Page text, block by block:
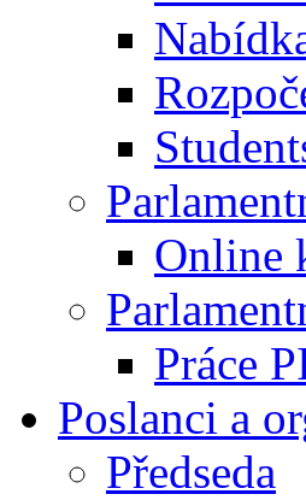
Online
Práce
Poslanci a
Předseda